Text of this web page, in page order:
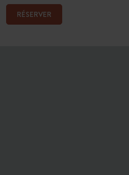
pour partir à la
des châteaux de la Loire et
de la région !
RÉSERVER